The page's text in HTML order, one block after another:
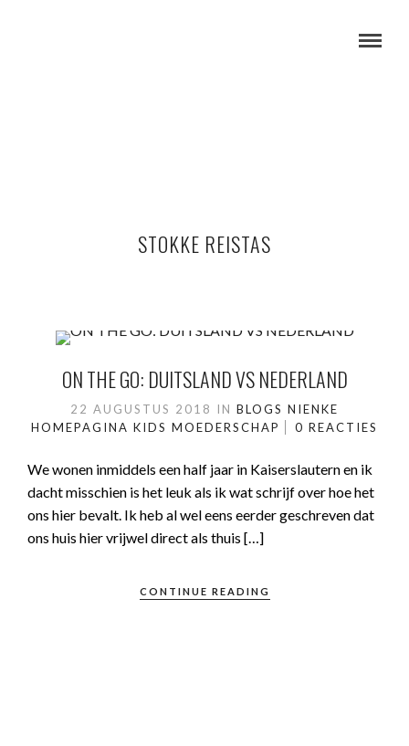
STOKKE REISTAS
ON THE GO: DUITSLAND VS NEDERLAND
22 AUGUSTUS 2018 IN BLOGS NIENKE
HOMEPAGINA KIDS MOEDERSCHAP 0 REACTIES
We wonen inmiddels een half jaar in Kaiserslautern en ik
dacht misschien is het leuk als ik wat schrijf over hoe het
ons hier bevalt. Ik heb al wel eens eerder geschreven dat
ons huis hier vrijwel direct als thuis […]
CONTINUE READING